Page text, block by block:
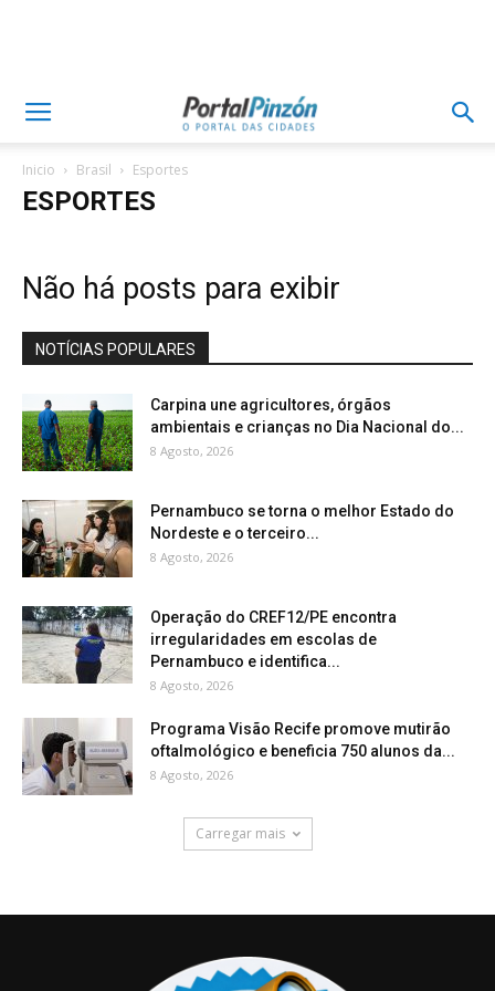
Inicio Brasil Esportes
ESPORTES
Não há posts para exibir
NOTÍCIAS POPULARES
Carpina une agricultores, órgãos
ambientais e crianças no Dia Nacional do...
8 Agosto, 2026
Pernambuco se torna o melhor Estado do
Nordeste e o terceiro...
8 Agosto, 2026
Operação do CREF12/PE encontra
irregularidades em escolas de
Pernambuco e identifica...
8 Agosto, 2026
Programa Visão Recife promove mutirão
oftalmológico e beneficia 750 alunos da...
8 Agosto, 2026
Carregar mais